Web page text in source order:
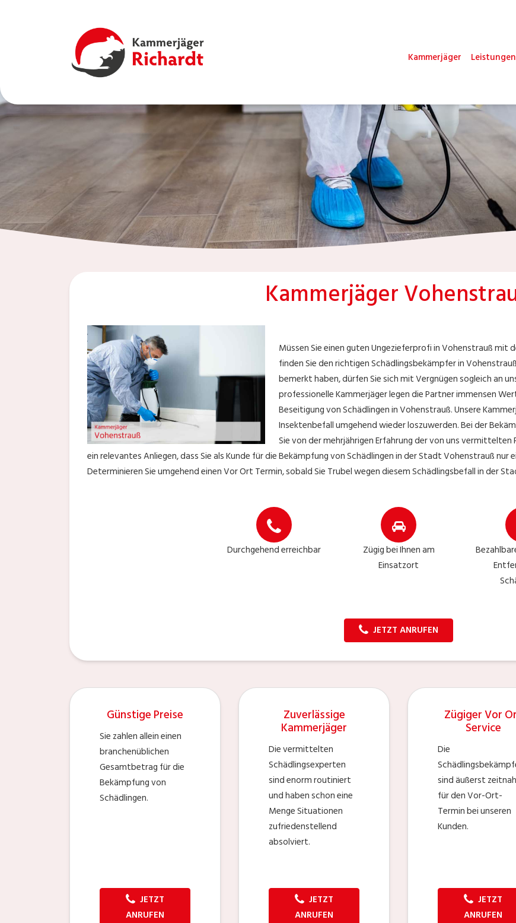
Kammerjäger Leistungen
Kammerjäger
Müssen Sie einen guten Ungezieferprofi in Vohenstrauß mit
finden Sie den richtigen Schädlingsbekämpfer in
bemerkt haben, dürfen Sie sich mit Vergnügen sogleich an
professionelle Kammerjäger legen die Partner immensen
Beseitigung von Schädlingen in Vohenstrauß. Unsere
Insektenbefall umgehend wieder loszuwerden. Bei der
Sie von der mehrjährigen Erfahrung der von uns
ein relevantes Anliegen, dass Sie als Kunde für die Bekämpfung von Schädlingen in der Stadt Vohenstrauß
Determinieren Sie umgehend einen Vor Ort Termin, sobald Sie Trubel wegen diesem Schädlingsbefall in der
Durchgehend erreichbar
Zügig bei Ihnen am
Einsatzort
JETZT ANRUFEN
Günstige Preise
Sie zahlen allein einen
branchenüblichen
Gesamtbetrag für die
Bekämpfung von
Schädlingen.
JETZT
ANRUFEN
Zuverlässige
Kammerjäger
Die vermittelten
Schädlingsexperten
sind enorm routiniert
und haben schon eine
Menge Situationen
zufriedenstellend
absolviert.
JETZT
ANRUFEN
Zügiger Vor
Service
Die
sind äußerst zeitnah
für den Vor-Ort-
Termin bei unseren
Kunden.
JETZT
ANRUFEN